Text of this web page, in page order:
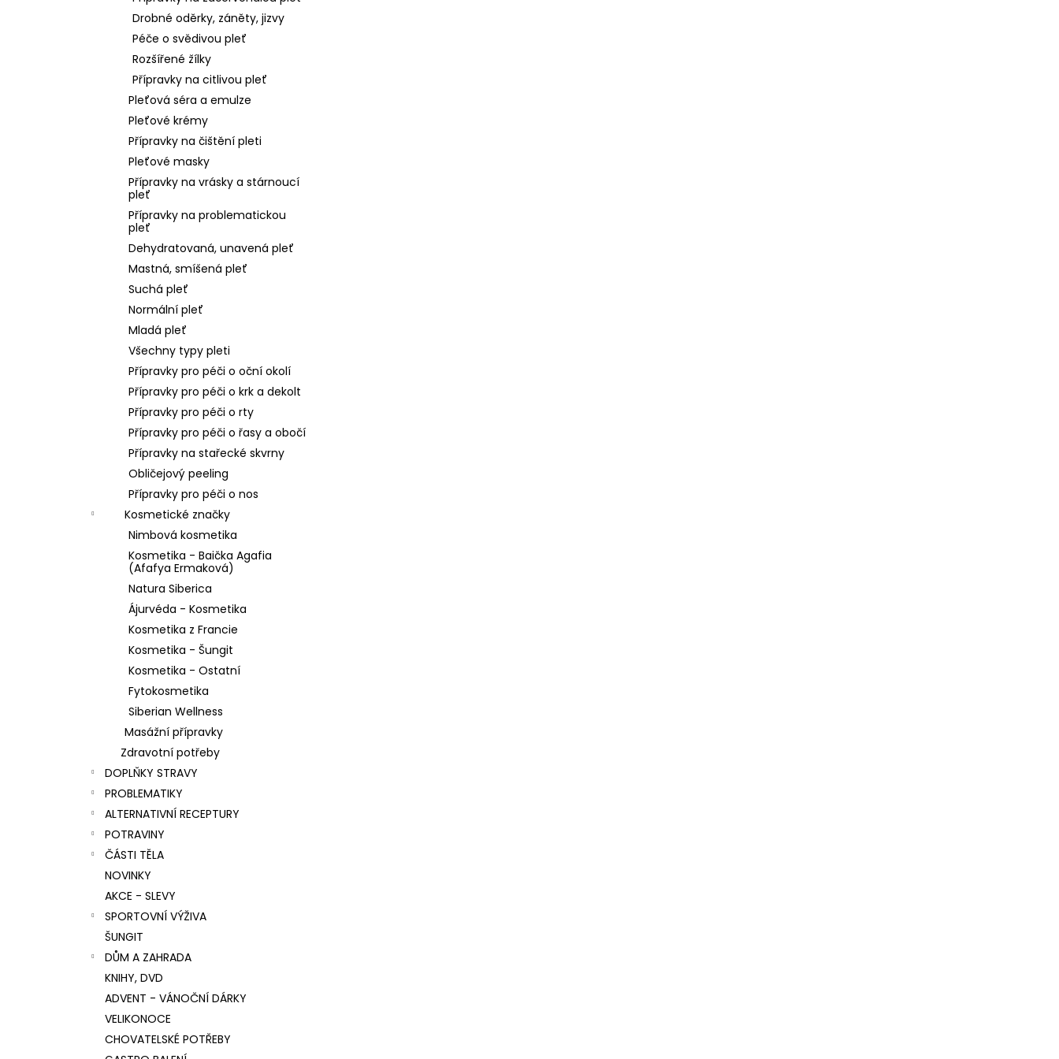
Drobné oděrky, záněty, jizvy
Péče o svědivou pleť
Rozšířené žílky
Přípravky na citlivou pleť
Pleťová séra a emulze
Pleťové krémy
Přípravky na čištění pleti
Pleťové masky
Přípravky na vrásky a stárnoucí
pleť
Přípravky na problematickou
pleť
Dehydratovaná, unavená pleť
Mastná, smíšená pleť
Suchá pleť
Normální pleť
Mladá pleť
Všechny typy pleti
Přípravky pro péči o oční okolí
Přípravky pro péči o krk a dekolt
Přípravky pro péči o rty
Přípravky pro péči o řasy a obočí
Přípravky na stařecké skvrny
Obličejový peeling
Přípravky pro péči o nos
Kosmetické značky
Nimbová kosmetika
Kosmetika - Baička Agafia
(Afafya Ermaková)
Natura Siberica
Ájurvéda - Kosmetika
Kosmetika z Francie
Kosmetika - Šungit
Kosmetika - Ostatní
Fytokosmetika
Siberian Wellness
Masážní přípravky
Zdravotní potřeby
DOPLŇKY STRAVY
PROBLEMATIKY
ALTERNATIVNÍ RECEPTURY
POTRAVINY
ČÁSTI TĚLA
NOVINKY
AKCE - SLEVY
SPORTOVNÍ VÝŽIVA
ŠUNGIT
DŮM A ZAHRADA
KNIHY, DVD
ADVENT - VÁNOČNÍ DÁRKY
VELIKONOCE
CHOVATELSKÉ POTŘEBY